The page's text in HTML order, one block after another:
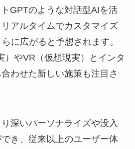
GPTのような対話型AIを活
アルタイムでカスタマイズ
に広がると予想されます。
）やVR（仮想現実）とインタ
わせた新しい施策も注目さ
深いパーソナライズや没入
き、従来以上のユーザー体